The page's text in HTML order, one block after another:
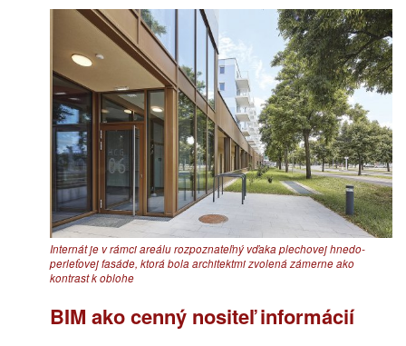
Internát je v rámci areálu rozpoznateľný vďaka plechovej hnedo-
perleťovej fasáde, ktorá bola architektmi zvolená zámerne ako
kontrast k oblohe
BIM ako cenný nositeľ informácií